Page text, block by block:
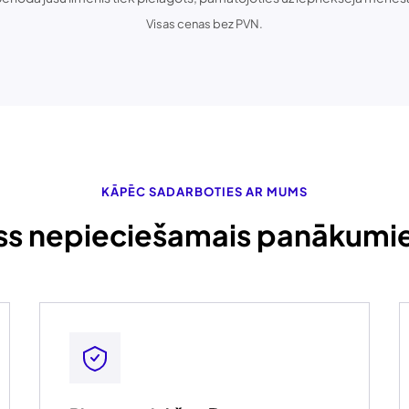
Visas cenas bez PVN.
KĀPĒC SADARBOTIES AR MUMS
nepieciešamais